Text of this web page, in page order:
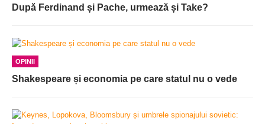
După Ferdinand și Pache, urmează și Take?
OPINII
Shakespeare și economia pe care statul nu o vede